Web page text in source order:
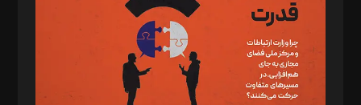
رستمی،مصطفی باستان
ویرایش: نگار استاد‌‌آقا
طراح یونیفرم: مجید توکلی
فیلمبرداری و عکاسی: امیر شفیعی، مانی لطفی زاده
گرافیک و صفحه‌آرایی: سید‌سبحان‌علی ثابت